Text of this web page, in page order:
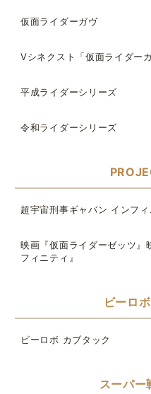
仮面ライダーガヴ
Vシネクスト「仮面ライダー
平成ライダーシリーズ
令和ライダーシリーズ
超宇宙刑事ギャバン インフィ
映画『仮面ライダーゼッツ』
フィニティ』
ビーロ
ビーロボ カブタック
スーパー